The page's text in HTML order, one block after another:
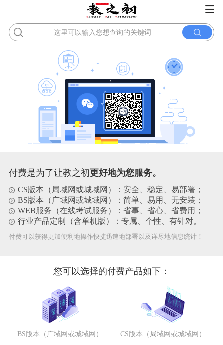
付费是为了让教之初更好地为您服务。
CS版本（局域网或城域网）：安全、稳定、易部署；
BS版本（广域网或城域网）：简单、易用、无安装；
WEB服务（在线考试服务）：省事、省心、省费用；
行业产品定制（含单机版）：专属、个性、有针对。
付费可以获得更加便利地操作快捷迅速地部署以及详尽地信息统计！
您可以选择的付费产品如下：
BS版本（广域网或城域网） CS版本（局域网或城域网）